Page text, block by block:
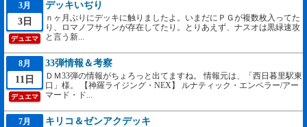
3月
3日
デュエマ
デッキいぢり
ｎヶ月ぶりにデッキに触りましたよ。いまだにＰＧが複数枚入ってた
り、ロマノフサインが存在してたり。とりあえず、ナスオは黒緑速攻
と言う新...
8月
11日
デュエマ
33弾情報＆考察
ＤＭ33弾の情報がちょろっと出てますね。 情報元は、「西日暮里駅東
口」様。 【神羅ライジング・NEX】 ルナティック・エンペラー/アー
マード・ド...
7月 キリコ＆ゼンアクデッキ